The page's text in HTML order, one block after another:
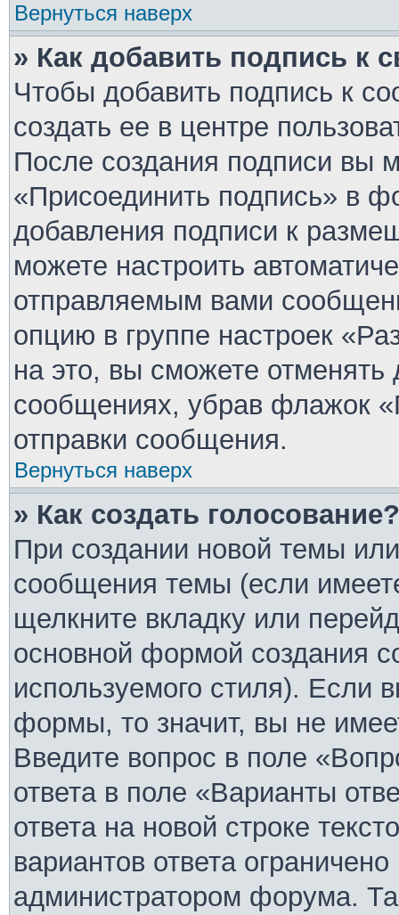
Вернуться наверх
» Как добавить подпись к
Чтобы добавить подпись к
создать ее в центре
После создания подписи вы
«Присоединить подпись» в
добавления подписи к
можете настроить
отправляемым вами
опцию в группе настроек
на это, вы сможете
сообщениях, убрав флажок
отправки сообщения.
Вернуться наверх
» Как создать голосование?
При создании новой темы
сообщения темы (если
щелкните вкладку или
основной формой создания
используемого стиля). Если
формы, то значит, вы не
Введите вопрос в поле
ответа в поле «Варианты
ответа на новой строке
вариантов ответа
администратором форума.